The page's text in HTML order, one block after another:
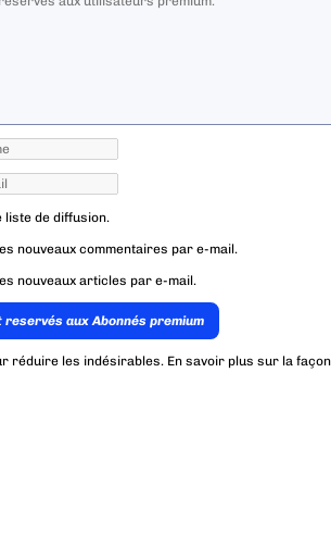
liste de diffusion.
nouveaux commentaires par e-mail.
nouveaux articles par e-mail.
aux Abonnés premium
réduire les indésirables. En savoir plus sur la